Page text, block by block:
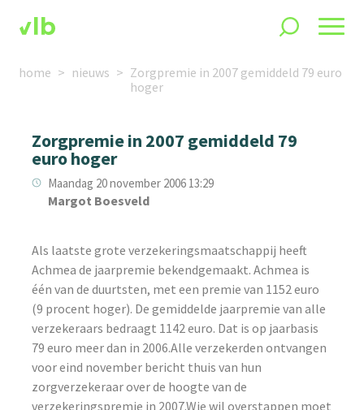
home nieuws
Zorgpremie in 2007 gemiddeld 79 euro
hoger
Zorgpremie in 2007 gemiddeld 79
euro hoger
Maandag 20 november 2006 13:29
Margot Boesveld
Als laatste grote verzekeringsmaatschappij heeft
Achmea de jaarpremie bekendgemaakt. Achmea is
één van de duurtsten, met een premie van 1152 euro
(9 procent hoger). De gemiddelde jaarpremie van alle
verzekeraars bedraagt 1142 euro. Dat is op jaarbasis
79 euro meer dan in 2006.Alle verzekerden ontvangen
voor eind november bericht thuis van hun
zorgverzekeraar over de hoogte van de
verzekeringspremie in 2007.Wie wil overstappen moet